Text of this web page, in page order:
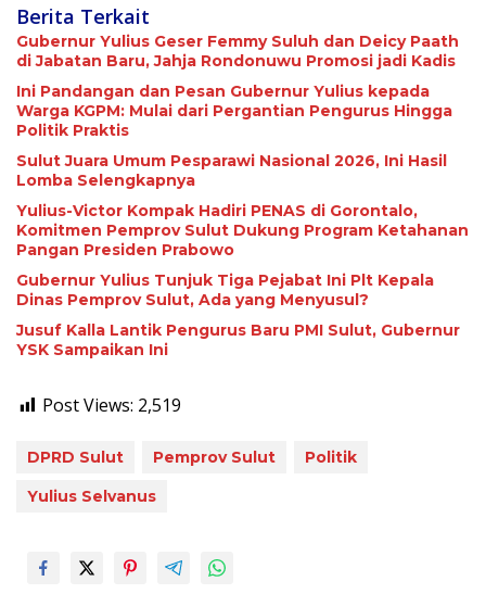
Berita Terkait
Gubernur Yulius Geser Femmy Suluh dan Deicy Paath
di Jabatan Baru, Jahja Rondonuwu Promosi jadi Kadis
Ini Pandangan dan Pesan Gubernur Yulius kepada
Warga KGPM: Mulai dari Pergantian Pengurus Hingga
Politik Praktis
Sulut Juara Umum Pesparawi Nasional 2026, Ini Hasil
Lomba Selengkapnya
Yulius-Victor Kompak Hadiri PENAS di Gorontalo,
Komitmen Pemprov Sulut Dukung Program Ketahanan
Pangan Presiden Prabowo
Gubernur Yulius Tunjuk Tiga Pejabat Ini Plt Kepala
Dinas Pemprov Sulut, Ada yang Menyusul?
Jusuf Kalla Lantik Pengurus Baru PMI Sulut, Gubernur
YSK Sampaikan Ini
Post Views: 2,519
DPRD Sulut Pemprov Sulut
Politik
Yulius Selvanus